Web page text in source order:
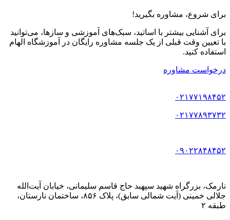
برای شروع، مشاوره بگیرید!
برای آشنایی بیشتر با اساتید، سبک‌های آموزشی و سازها، می‌توانید
با تعیین وقت قبلی از یک جلسه مشاوره رایگان در آموزشگاه الهام
استفاده کنید.
درخواست مشاوره
۰۲۱۷۷۱۹۸۴۵۲
۰۲۱۷۷۸۹۳۷۳۲
۰۹۰۲۲۸۴۸۴۵۲
نارمک، بزرگراه شهید سپهبد حاج قاسم سلیمانی، خیابان آیت‌الله
جلالی خمینی (آیت شمالی سابق)، پلاک ۸۵۶، ساختمان نارستان،
طبقه ۲